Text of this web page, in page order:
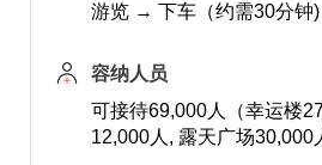
游览 → 下车（约需30分钟)
容纳人员
可接待69,000人（幸运楼
12,000人, 露天广场30,000